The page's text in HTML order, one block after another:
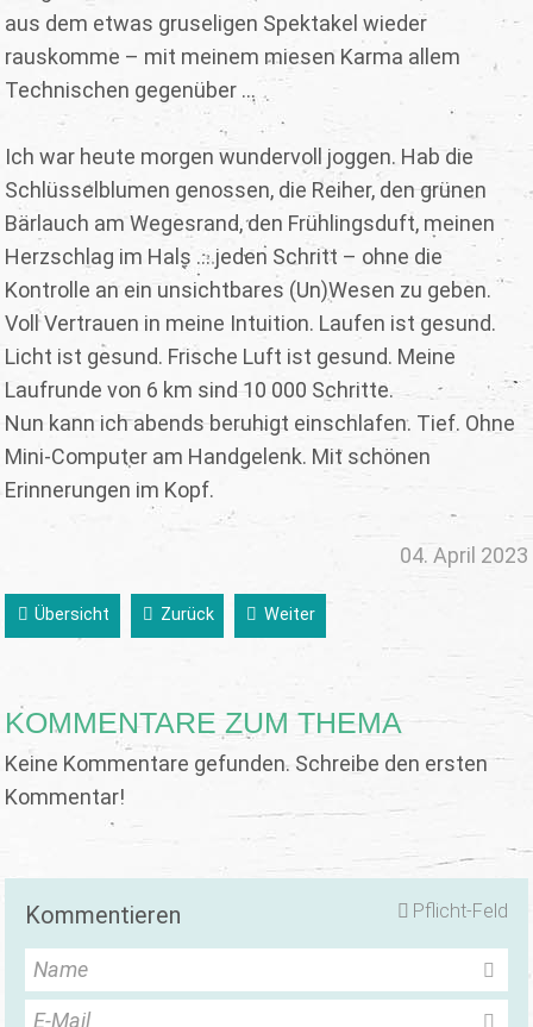
aus dem etwas gruseligen Spektakel wieder
rauskomme – mit meinem miesen Karma allem
Technischen gegenüber ...
Ich war heute morgen wundervoll joggen. Hab die
Schlüsselblumen genossen, die Reiher, den grünen
Bärlauch am Wegesrand, den Frühlingsduft, meinen
Herzschlag im Hals ... jeden Schritt – ohne die
Kontrolle an ein unsichtbares (Un)Wesen zu geben.
Voll Vertrauen in meine Intuition. Laufen ist gesund.
Licht ist gesund. Frische Luft ist gesund. Meine
Laufrunde von 6 km sind 10 000 Schritte.
Nun kann ich abends beruhigt einschlafen. Tief. Ohne
Mini-Computer am Handgelenk. Mit schönen
Erinnerungen im Kopf.
04. April 2023
Übersicht Zurück Weiter
KOMMENTARE ZUM THEMA
Keine Kommentare gefunden. Schreibe den ersten
Kommentar!
Pflicht-Feld
Kommentieren
Name
E-Mail